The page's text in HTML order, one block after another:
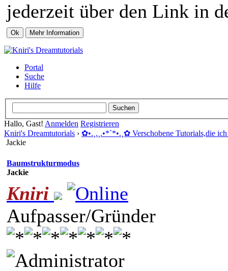
jederzeit über den Link in
Portal
Suche
Hilfe
Hallo, Gast! Anmelden Registrieren
Kniri's Dreamtutorials › ✿ •.¸.¸.•*`*•.¸✿ Verschobene Tutorials,die
Jackie
Baumstrukturmodus
Jackie
Kniri
Aufpasser/Gründer